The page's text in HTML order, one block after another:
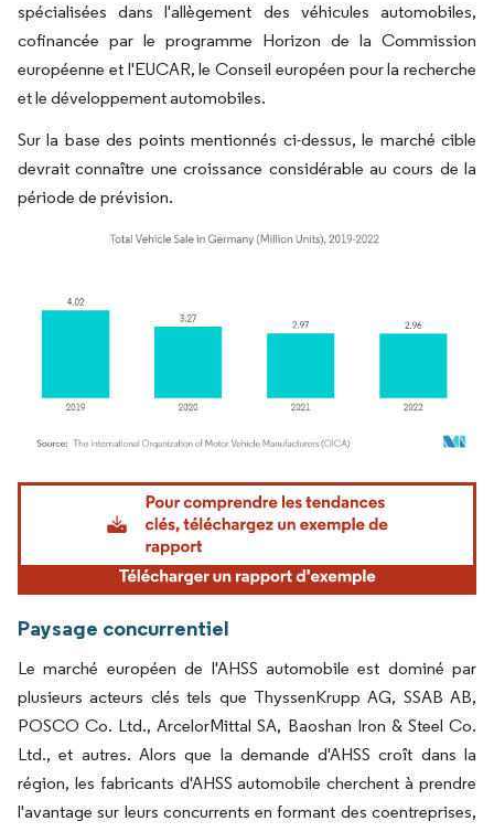
spécialisées dans l'allègement des véhicules automobiles,
cofinancée par le programme Horizon de la Commission
européenne et l'EUCAR, le Conseil européen pour la recherche
et le développement automobiles.
Sur la base des points mentionnés ci-dessus, le marché cible
devrait connaître une croissance considérable au cours de la
période de prévision.
Image © Mordor Intelligence. La réutilisation nécessite une attribution sous CC BY
Paysage concurrentiel
Le marché européen de l'AHSS automobile est dominé par
plusieurs acteurs clés tels que ThyssenKrupp AG, SSAB AB,
POSCO Co. Ltd., ArcelorMittal SA, Baoshan Iron & Steel Co.
Ltd., et autres. Alors que la demande d'AHSS croît dans la
région, les fabricants d'AHSS automobile cherchent à prendre
l'avantage sur leurs concurrents en formant des coentreprises,